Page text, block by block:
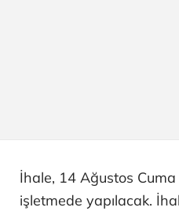
İhale, 14 Ağustos
işletmede yapılacak.